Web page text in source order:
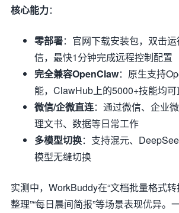
核心能力：
零部署：官网下载安装包，双击
信，最快1分钟完成远程控制配置
完全兼容OpenClaw：原生支持
能，ClawHub上的5000+技能均
微信/企微直连：通过微信、企业
理文书、数据等日常工作
多模型切换：支持混元、
模型无缝切换
实测中，WorkBuddy在“文档批量格式转
整理”“每日晨间简报”等场景表现优异。